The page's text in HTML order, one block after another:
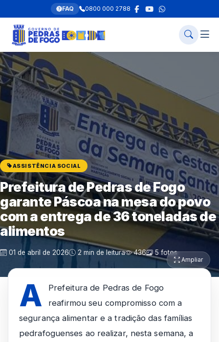
FAQ 0800 000 2788
ASSISTÊNCIA SOCIAL
Prefeitura de Pedras de Fogo
garante Páscoa na mesa do povo
com a entrega de 36 toneladas de
alimentos
01 de abril de 2026 2 min de leitura 436 5 fotos
Ampliar
A
Prefeitura de Pedras de Fogo
reafirmou seu compromisso com a
segurança alimentar e a tradição das famílias
pedrafoguenses ao realizar, nesta semana, a